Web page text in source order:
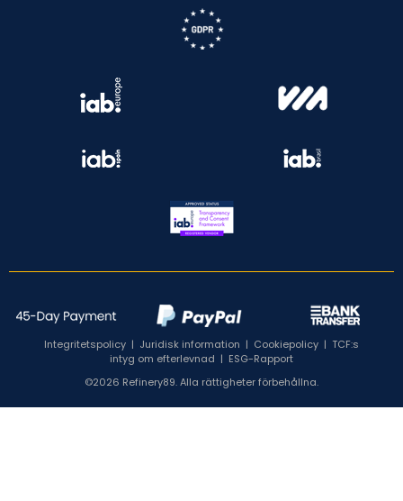
Integritetspolicy | Juridisk information | Cookiepolicy | TCF:s
intyg om efterlevnad | ESG-Rapport
©2026 Refinery89. Alla rättigheter förbehållna.